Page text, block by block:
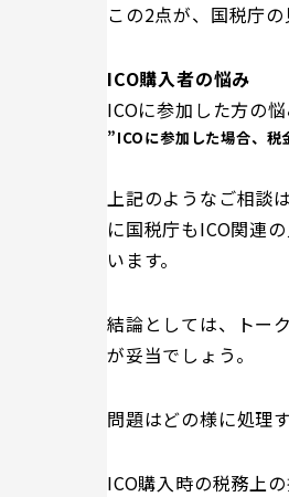
この2点が、国税庁
ICO購入者の悩み
ICOに参加した方の悩
”ICOに参加した場合、税
上記のようなご相談
に国税庁もICO関連
います。
結論としては、トー
が妥当でしょう。
問題はどの様に処理
ICO購入時の税務上